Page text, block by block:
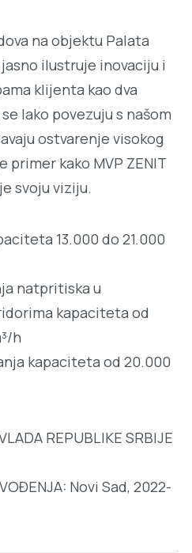
na objektu Palata
ilustruje inovaciju i
klijenta kao dva
lako povezuju s našom
ostvarenje visokog
primer kako MVP ZENIT
svoju viziju.
13.000 do 21.000
natpritiska u
kapaciteta od
h
kapaciteta od 20.000
REPUBLIKE SRBIJE
Novi Sad, 2022-